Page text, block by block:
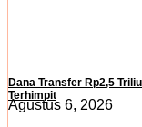
Dana Transfer Rp2,5
Terhimpit
Agustus 6, 2026